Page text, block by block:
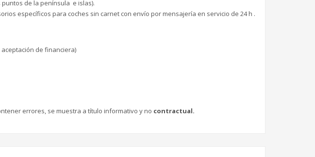
de la península e islas).
específicos para coches sin carnet con envío por mensajería en servicio de 24 h .
de financiera)
errores, se muestra a título informativo y no contractual.